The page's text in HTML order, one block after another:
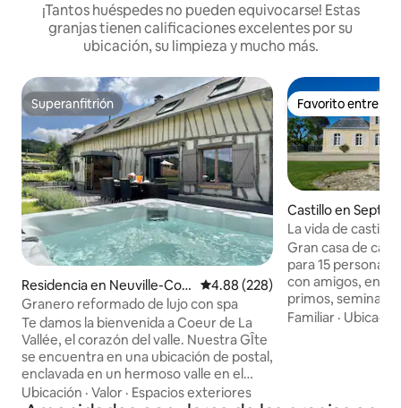
¡Tantos huéspedes no pueden equivocarse! Estas
granjas tienen calificaciones excelentes por su
ubicación, su limpieza y mucho más.
Superanfitrión
Superanfitrión
Residencia en Neuville-Cop
pegueule
Calificación promedio: 4.88 de
4.88 (228)
Granero reformado de lujo con spa
Te damos la bienvenida a Coeur de La
Vallée, el corazón del valle. Nuestra GÎte
se encuentra en una ubicación de postal,
enclavada en un hermoso valle en el
noreste de Normandía, donde
Ubicación · Valor · Espacios exteriores
Favorito entre
Favorito entre
Castillo en
La vida de castillo
de París
Gran casa de
para 15 personas.
con amigos, en
primos,
despedida de
billar, futbolín,
Familiar ·